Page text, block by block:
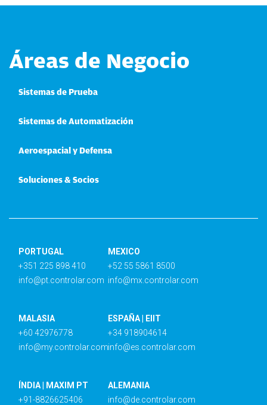
Áreas de Negocio
Sistemas de Prueba
Sistemas de Automatización
Aeroespacial y Defensa
Soluciones & Socios
PORTUGAL
+351 225 898 410
info@pt.controlar.com
MEXICO
+52 55 5861 8500
info@mx.controlar.com
MALASIA
+60 42976778
info@my.controlar.com
ESPAÑA | EIIT
+34 918904614
info@es.controlar.com
ÍNDIA | MAXIM PT
+91-8826625406
ALEMANIA
info@de.controlar.com